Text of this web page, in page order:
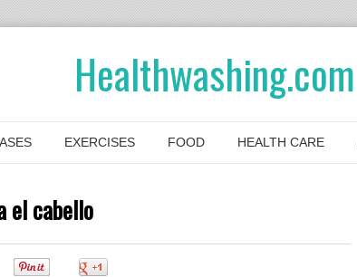
Healthwashing.com
EXERCISES FOOD HEALTH CARE
el cabello